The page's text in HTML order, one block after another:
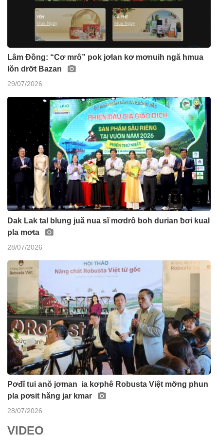
Lâm Đồng: “Cơ mrô” pok jơlan kơ mơnuih ngă hmua
lŏn drơ̆t Bazan
29/07/2026
Dak Lak tal blung juă nua sĭ mơdrô boh durian ƀơi kual
pla mơta
28/07/2026
Pơđĭ tui anŏ jơman ia kơphê Robusta Việt mơ̆ng phun
pla pơsit hăng jar kmar
28/07/2026
VIDEO